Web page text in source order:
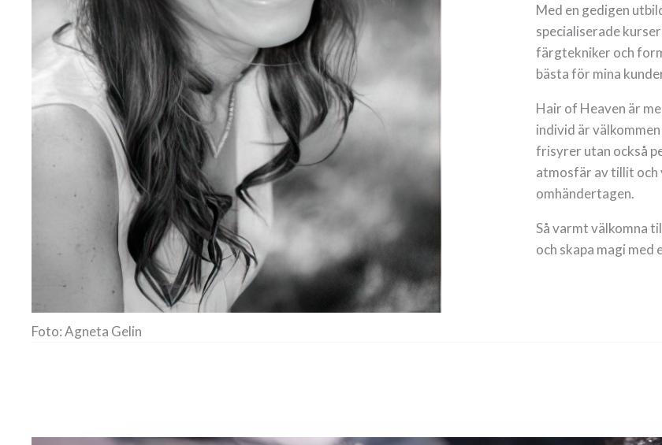
Foto: Agneta Gelin
Med en gedigen
specialiserade
färgtekniker och
bästa för mina
Hair of Heaven är
individ är
frisyrer utan också
atmosfär av tillit och
omhändertagen.
Så varmt välkomna
och skapa magi med